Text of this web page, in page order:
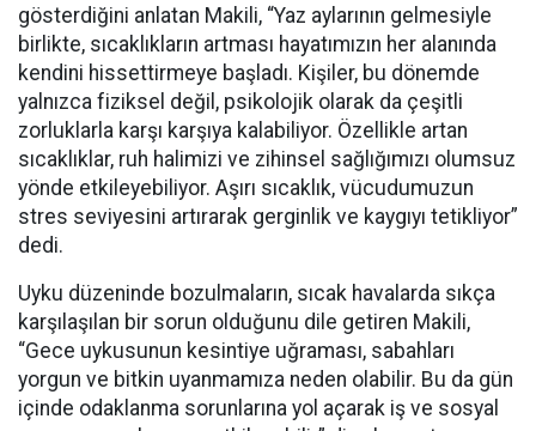
gösterdiğini anlatan Makili, “Yaz aylarının gelmesiyle
birlikte, sıcaklıkların artması hayatımızın her alanında
kendini hissettirmeye başladı. Kişiler, bu dönemde
yalnızca fiziksel değil, psikolojik olarak da çeşitli
zorluklarla karşı karşıya kalabiliyor. Özellikle artan
sıcaklıklar, ruh halimizi ve zihinsel sağlığımızı olumsuz
yönde etkileyebiliyor. Aşırı sıcaklık, vücudumuzun
stres seviyesini artırarak gerginlik ve kaygıyı tetikliyor”
dedi.
Uyku düzeninde bozulmaların, sıcak havalarda sıkça
karşılaşılan bir sorun olduğunu dile getiren Makili,
“Gece uykusunun kesintiye uğraması, sabahları
yorgun ve bitkin uyanmamıza neden olabilir. Bu da gün
içinde odaklanma sorunlarına yol açarak iş ve sosyal